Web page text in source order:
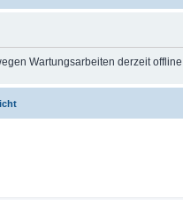
Wartungsarbeiten derzeit